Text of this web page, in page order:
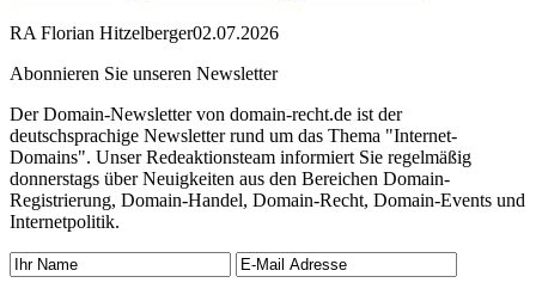
RA Florian Hitzelberger02.07.2026
Abonnieren Sie unseren Newsletter
Der Domain-Newsletter von domain-recht.de ist der
deutschsprachige Newsletter rund um das Thema "Internet-
Domains". Unser Redeaktionsteam informiert Sie regelmäßig
donnerstags über Neuigkeiten aus den Bereichen Domain-
Registrierung, Domain-Handel, Domain-Recht, Domain-Events und
Internetpolitik.